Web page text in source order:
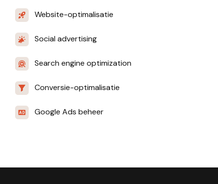
Website-optimalisatie
Social advertising
Search engine optimization
Conversie-optimalisatie
Google Ads beheer